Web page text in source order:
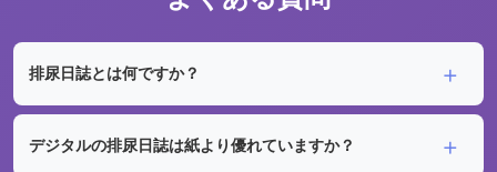
排尿日誌とは何ですか？
デジタルの排尿日誌は紙より優れていますか？